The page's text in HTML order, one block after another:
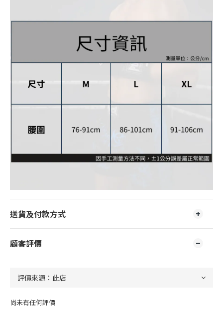
送貨及付款方式
顧客評價
尚未有任何評價